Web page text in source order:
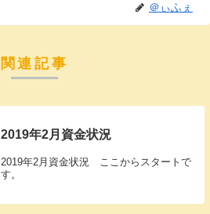
＠ぃふぇ
関連記事
2019年2月資金状況
2019年2月資金状況 ここからスタートで
す。